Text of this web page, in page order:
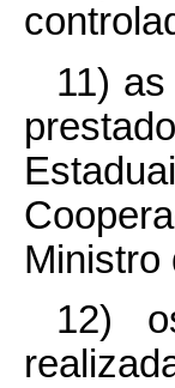
11)
Ministro
12)